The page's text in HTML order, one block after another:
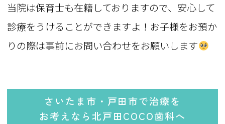
当院は保育士も在籍しておりますので、安心して
診療をうけることができますよ！お子様をお預か
りの際は事前にお問い合わせをお願いします
さいたま市・戸田市で治療を
お考えなら北戸田COCO歯科へ